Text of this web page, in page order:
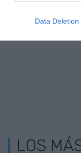
Data Deletion
El Baix
LOS